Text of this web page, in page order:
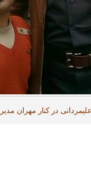
در کنار مهران